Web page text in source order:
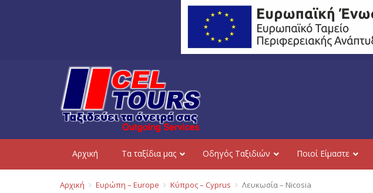
Aρχική Τα ταξίδια μας Οδηγός Ταξιδιών Ποιοί Είμαστε
Αρχική Ευρώπη – Europe Κύπρος – Cyprus Λευκωσία – Nicosia